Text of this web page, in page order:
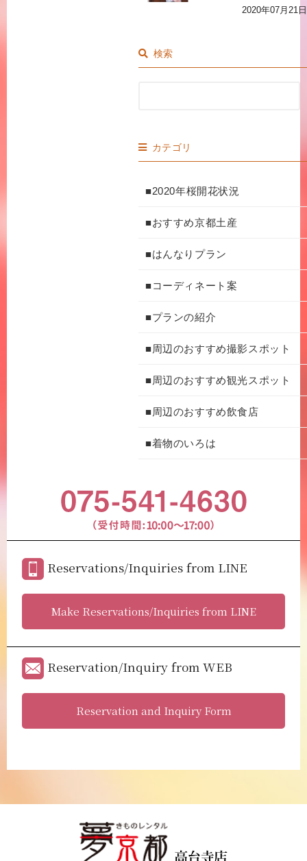
2020年07月21日
検索
カテゴリ
■2020年桜開花状況
■おすすめ京都土産
■はんなりプラン
■コーディネート案
■プランの紹介
■周辺のおすすめ撮影スポット
■周辺のおすすめ観光スポット
■周辺のおすすめ飲食店
■着物のいろは
Reservations/Inquiries from LINE
Make Reservations/Inquiries from LINE
Reservation/Inquiry from WEB
Reservation and Inquiry Form